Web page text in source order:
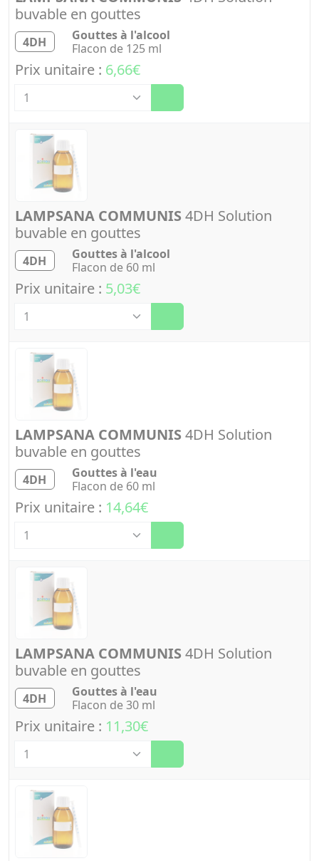
buvable en gouttes
4DH
Gouttes à l'alcool
Flacon de 125 ml
Prix unitaire : 6,66€
LAMPSANA COMMUNIS 4DH Solution
buvable en gouttes
4DH
Gouttes à l'alcool
Flacon de 60 ml
Prix unitaire : 5,03€
LAMPSANA COMMUNIS 4DH Solution
buvable en gouttes
4DH
Gouttes à l'eau
Flacon de 60 ml
Prix unitaire : 14,64€
LAMPSANA COMMUNIS 4DH Solution
buvable en gouttes
4DH
Gouttes à l'eau
Flacon de 30 ml
Prix unitaire : 11,30€